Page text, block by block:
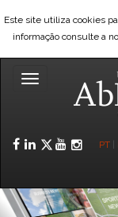
Este site utiliza cookies
informação consulte a
Toggle
PT